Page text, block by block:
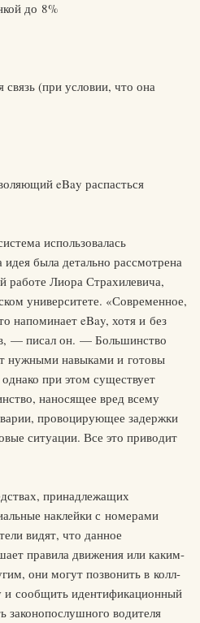
до 8%
(при условии, что она
eBay распасться
использовалась
была детально рассмотрена
работе Лиора Страхилевича,
университете. «Современное,
напоминает eBay, хотя и без
— писал он. — Большинство
нужными навыками и готовы
при этом существует
наносящее вред всему
провоцирующее задержки
ситуации. Все это приводит
принадлежащих
наклейки с номерами
видят, что данное
правила движения или каким-
они могут позвонить в колл-
и сообщить идентификационный
водителя